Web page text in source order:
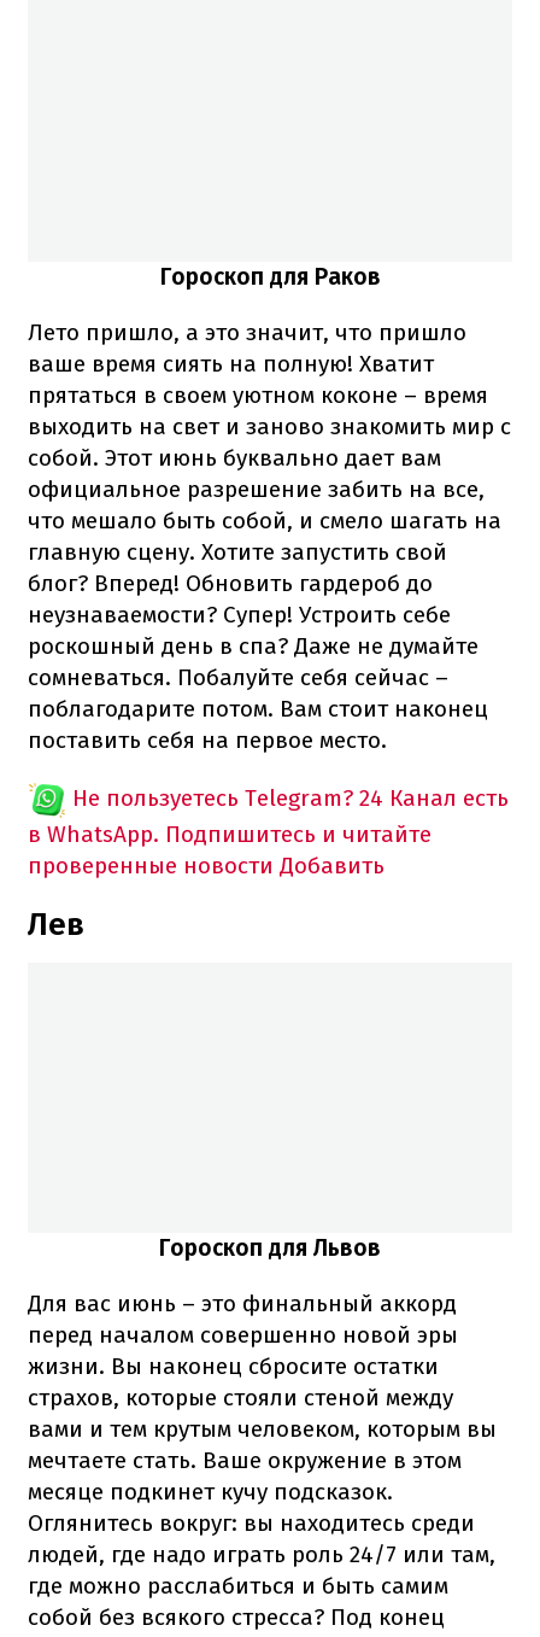
Гороскоп для Раков
Лето пришло, а это значит, что пришло
ваше время сиять на полную! Хватит
прятаться в своем уютном коконе – время
выходить на свет и заново знакомить мир с
собой. Этот июнь буквально дает вам
официальное разрешение забить на все,
что мешало быть собой, и смело шагать на
главную сцену. Хотите запустить свой
блог? Вперед! Обновить гардероб до
неузнаваемости? Супер! Устроить себе
роскошный день в спа? Даже не думайте
сомневаться. Побалуйте себя сейчас –
поблагодарите потом. Вам стоит наконец
поставить себя на первое место.
Не пользуетесь Telegram? 24 Канал есть
в WhatsApp. Подпишитесь и читайте
проверенные новости Добавить
Лев
Гороскоп для Львов
Для вас июнь – это финальный аккорд
перед началом совершенно новой эры
жизни. Вы наконец сбросите остатки
страхов, которые стояли стеной между
вами и тем крутым человеком, которым вы
мечтаете стать. Ваше окружение в этом
месяце подкинет кучу подсказок.
Оглянитесь вокруг: вы находитесь среди
людей, где надо играть роль 24/7 или там,
где можно расслабиться и быть самим
собой без всякого стресса? Под конец